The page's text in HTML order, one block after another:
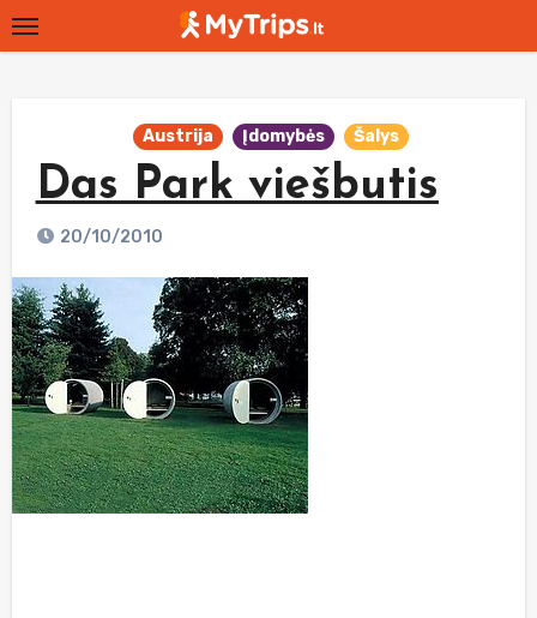
Skip
to
Austrija Įdomybės Šalys
Das Park viešbutis
20/10/2010